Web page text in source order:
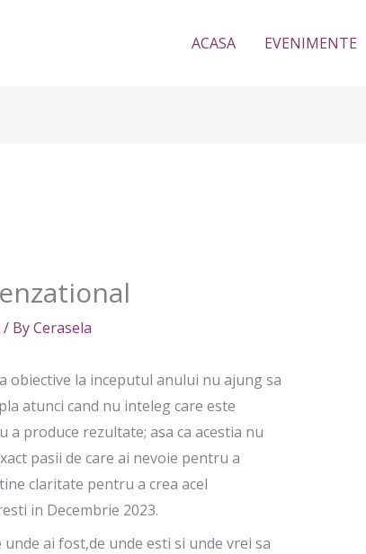
ACASA EVENIMENTE
/ ByCerasela
obiective la inceputul anului nu ajung sa
atunci cand nu inteleg care este
produce rezultate; asa ca acestia nu
pasii de care ai nevoie pentru a
claritate pentru a crea acel
in Decembrie 2023.
ai fost,de unde esti si unde vrei sa